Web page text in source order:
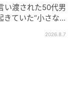
い渡された50代男
ていた“小さな異
2026.8.7